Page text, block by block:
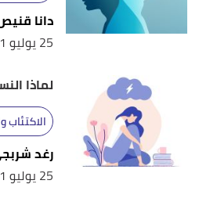
دانا
25 يوليو 2021
لماذا
الاكتئاب
رغد
25 يوليو 2021